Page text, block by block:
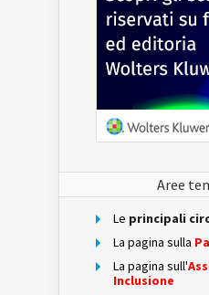
Aree
Le principali
La pagina sulla
La pagina sull'
Inclusione